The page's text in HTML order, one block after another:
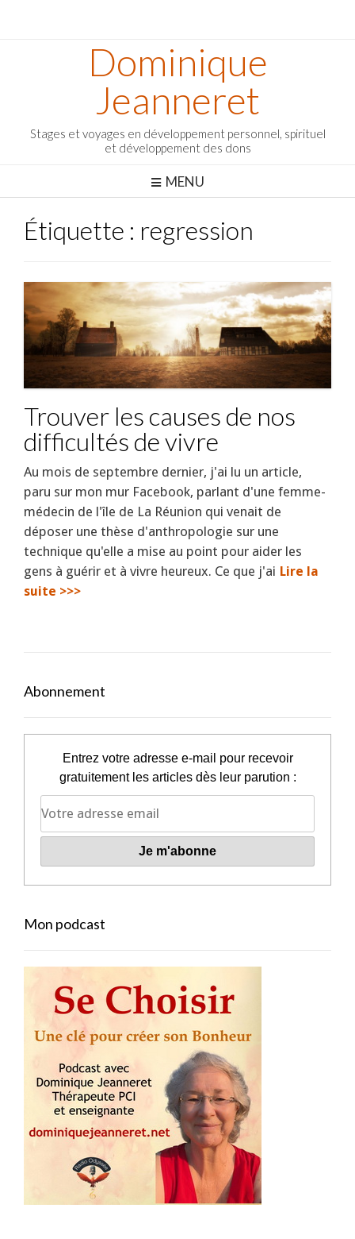
Dominique
Jeanneret
Stages et voyages en développement personnel, spirituel
et développement des dons
MENU
Étiquette : regression
Trouver les causes de nos
difficultés de vivre
Au mois de septembre dernier, j'ai lu un article,
paru sur mon mur Facebook, parlant d'une femme-
médecin de l'île de La Réunion qui venait de
déposer une thèse d'anthropologie sur une
technique qu'elle a mise au point pour aider les
gens à guérir et à vivre heureux. Ce que j'ai Lire la
suite >>>
Abonnement
Entrez votre adresse e-mail pour recevoir
gratuitement les articles dès leur parution :
Mon podcast